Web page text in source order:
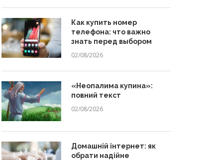
Как купить номер
телефона: что важно
знать перед выбором
02/08/2026
«Неопалима купина»:
повний текст
02/08/2026
Домашній інтернет: як
обрати надійне